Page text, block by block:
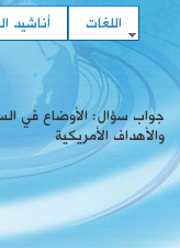
أناشيد اللغات
جواب سؤال: الأوضاع في
والأهداف الأمريكية